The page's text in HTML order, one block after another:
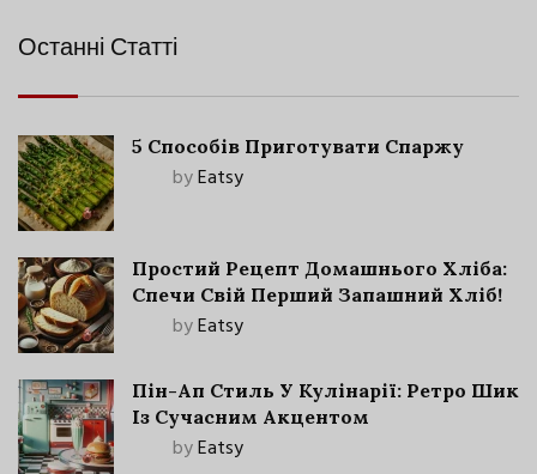
Останні Статті
5 Способів Приготувати Спаржу
byEatsy
Простий Рецепт Домашнього Хліба:
Спечи Свій Перший Запашний Хліб!
byEatsy
Пін-Ап Стиль У Кулінарії: Ретро Шик
Із Сучасним Акцентом
byEatsy